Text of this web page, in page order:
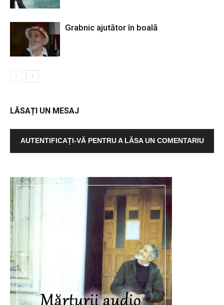
Grabnic ajutător în boală
LĂSAȚI UN MESAJ
AUTENTIFICAȚI-VĂ PENTRU A LĂSA UN COMENTARIU